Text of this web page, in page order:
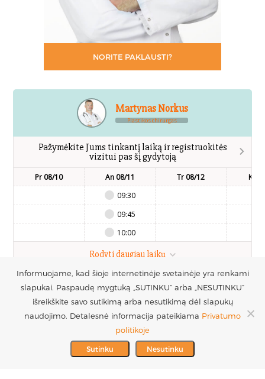
NORITE PAKLAUSTI?
Martynas Norkus
Plastikos chirurgas
Pažymėkite Jums tinkantį laiką ir registruokitės
vizitui pas šį gydytoją
Pr 08/10
An 08/11
09:30
09:45
10:00
Tr 08/12 Kt
Rodyti daugiau laikų
Registruotis vizitui
PARTNERIAI >
MES REMIAME >
UAB Estetinės
chirurgijos centras
Į.k. 300016228
PVM mokėtojo kodas
LT100005717312
+370 686 33217
info@plastinechirurgija.lt
Informuojame, kad šioje internetinėje svetainėje yra renkami
slapukai. Paspaudę mygtuką „SUTINKU“ arba „NESUTINKU“
išreikškite savo sutikimą arba nesutikimą dėl slapukų
naudojimo. Detalesnė informacija pateikiama Privatumo
politikoje
Sutinku Nesutinku